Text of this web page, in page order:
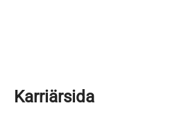
Karriärsida